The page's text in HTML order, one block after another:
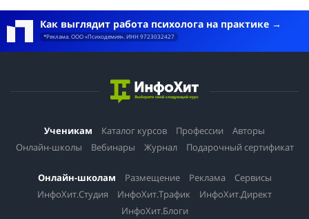
Как выглядит работа психолога на практике
*Реклама. ООО «Психодемия». ИНН 9723032427
Ученикам Каталог курсов Профессии
Авторы
Онлайн-школы
Вебинары Журнал Подарочный сертификат
Онлайн-школам Размещение Реклама
Сервисы
ИнфоХит.Студия
ИнфоХит.Трафик
ИнфоХит.Директ
ИнфоХит.Блоги